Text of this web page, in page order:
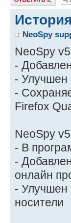
NeoSpy
NeoSpy
-
- Улучшен
-
Firefox
NeoSpy
- В
-
онлайн
- Улучшен
носители